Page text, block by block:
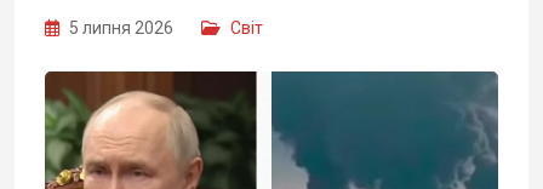
5 липня 2026 Світ